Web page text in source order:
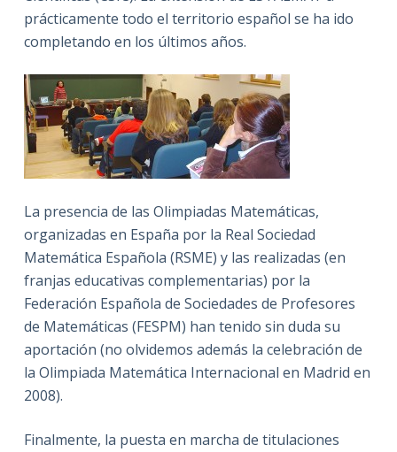
prácticamente todo el territorio español se ha ido
completando en los últimos años.
La presencia de las Olimpiadas Matemáticas,
organizadas en España por la Real Sociedad
Matemática Española (RSME) y las realizadas (en
franjas educativas complementarias) por la
Federación Española de Sociedades de Profesores
de Matemáticas (FESPM) han tenido sin duda su
aportación (no olvidemos además la celebración de
la Olimpiada Matemática Internacional en Madrid en
2008).
Finalmente, la puesta en marcha de titulaciones